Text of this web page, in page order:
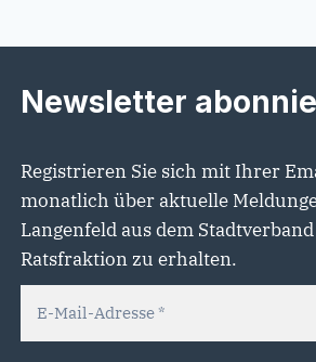
Newsletter
Registrieren Sie sich mit Ihrer
monatlich über aktuelle
Langenfeld aus dem
Ratsfraktion zu erhalten.